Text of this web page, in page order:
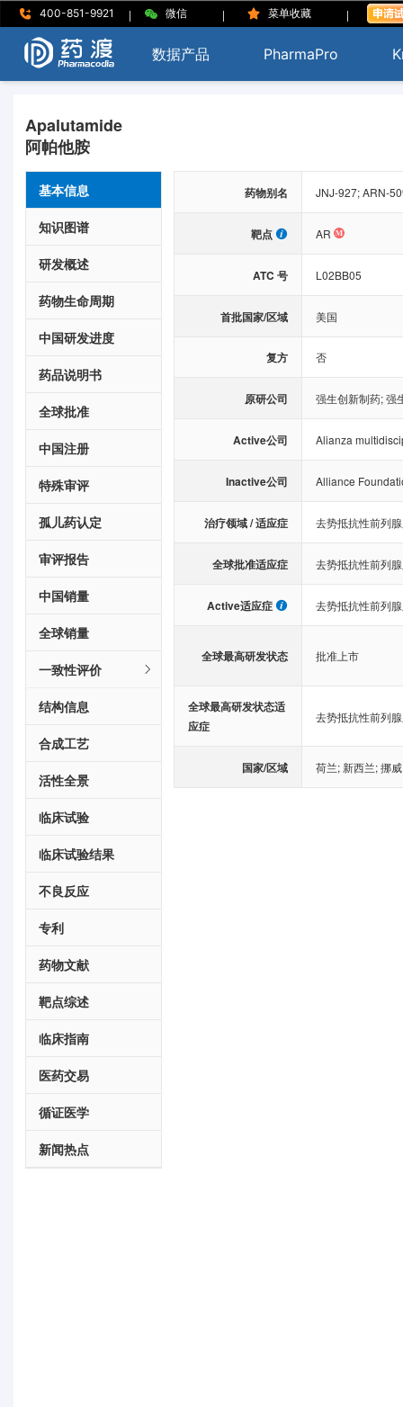
400-851-9921 | 微信 | 菜单收藏 |
数据产品 PharmaPro
Apalutamide
阿帕他胺
基本信息
知识图谱
研发概述
药物生命周期
中国研发进度
药品说明书
全球批准
中国注册
特殊审评
孤儿药认定
审评报告
中国销量
全球销量
一致性评价
结构信息
合成工艺
活性全景
临床试验
临床试验结果
不良反应
专利
药物文献
靶点综述
临床指南
医药交易
循证医学
新闻热点
药物别名 JNJ-927; ARN-
靶点 AR
ATC 号 L02BB05
首批国家/区域 美国
复方 否
原研公司 强生创新制药;强
Active公司 Alianza
Inactive公司 Alliance
治疗领域 / 适应症 去势抵抗性前列
全球批准适应症 去势抵抗性前列
Active适应症 去势抵抗性前列
全球最高研发状态 批准上市
全球最高研发状态适
应症
去势抵抗性前列
国家/区域 荷兰;新西兰;挪威